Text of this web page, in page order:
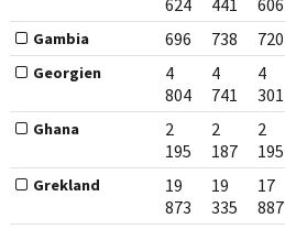
624
441
606
Gambia 696 738 720
Georgien
4
804
4
741
4
301
Ghana
2
195
2
187
2
195
Grekland
19
873
19
335
17
887